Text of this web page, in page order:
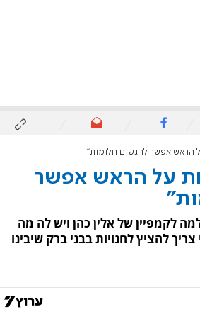
הראש אפשר להגשים חלומות"
על הראש אפשר
לקמפיין של אלין כהן ויש לה מה
להציץ לחנויות בבני ברק שיבינו